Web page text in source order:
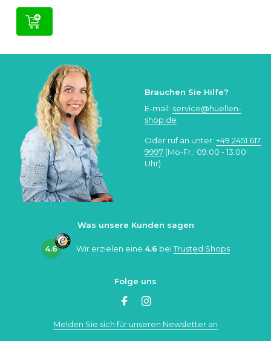
Brauchen Sie Hilfe?
E-mail: service@huellen-
shop.de
Oder ruf an unter: +49 2451 617
9997 (Mo-Fr.: 09:00 - 13:00
Uhr)
Was unsere Kunden sagen
4.6 Wir erzielen eine 4.6 beiTrusted Shops
Folge uns
Melden Sie sich für unseren Newsletter an